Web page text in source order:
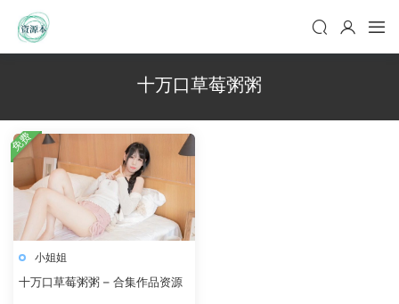
十万口草莓粥粥
小姐姐
十万口草莓粥粥 – 合集作品资源
免费